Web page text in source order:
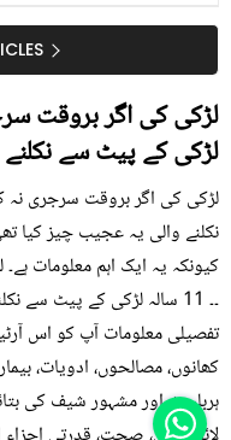
سستا اور قدرتی حل
لڑکی کے پیٹ سے
نکلنے والی یہ عجیب چیز کیا
کیونکہ یہ ایک اہم معلومات
۔۔ 11 سالہ لڑکی کے پیٹ
تفصیلی معلومات آپ کو اس
کھانوں، مصالحوں، ادویات،
ہربلسٹ اور مشہور شیف کی